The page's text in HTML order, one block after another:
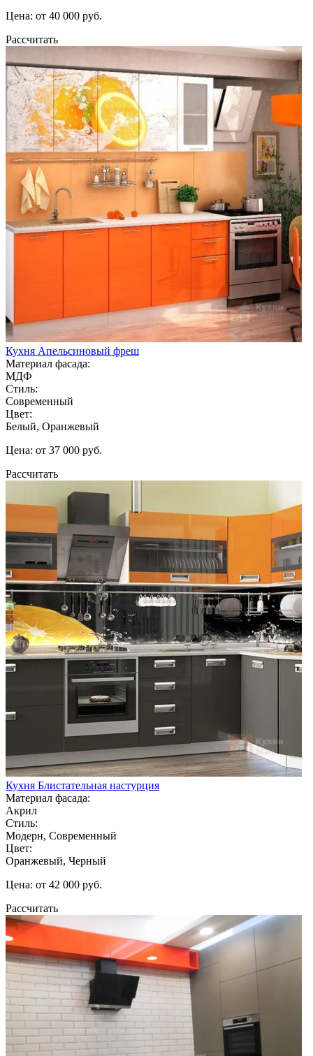
Цена: от 40 000 руб.
Рассчитать
Кухня Апельсиновый фреш
Материал фасада:
МДФ
Стиль:
Современный
Цвет:
Белый, Оранжевый
Цена: от 37 000 руб.
Рассчитать
Кухня Блистательная настурция
Материал фасада:
Акрил
Стиль:
Модерн, Современный
Цвет:
Оранжевый, Черный
Цена: от 42 000 руб.
Рассчитать